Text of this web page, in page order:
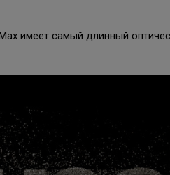
имеет самый длинный